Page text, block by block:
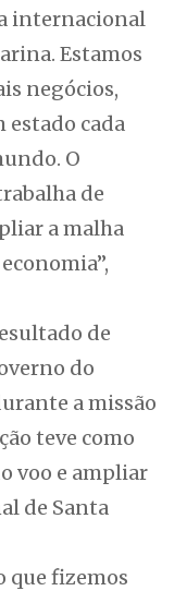
internacional
Estamos
negócios,
estado cada
O
de
a malha
de
do
a missão
teve como
voo e ampliar
de Santa
que fizemos